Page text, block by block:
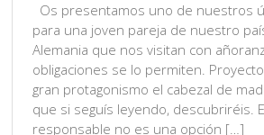
Os presentamos uno de nuestros
para una joven pareja de nuestro
Alemania que nos visitan con
obligaciones se lo permiten.
gran protagonismo el cabezal de
que si seguís leyendo, descubriréis.
responsable no es una opción […]